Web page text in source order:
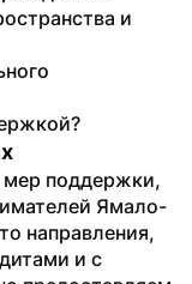
и
мер поддержки,
Ямало-
направления,
и с